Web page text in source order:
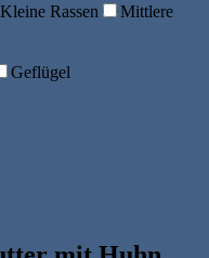
Kleine Rassen
Mittlere
Geflügel